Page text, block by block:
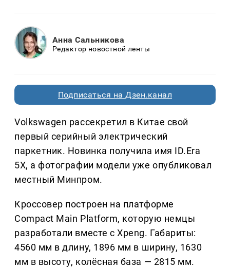
Анна Сальникова
Редактор новостной ленты
Подписаться на Дзен.канал
Volkswagen рассекретил в Китае свой
первый серийный электрический
паркетник. Новинка получила имя ID.Era
5X, а фотографии модели уже опубликовал
местный Минпром.
Кроссовер построен на платформе
Compact Main Platform, которую немцы
разработали вместе с Xpeng. Габариты:
4560 мм в длину, 1896 мм в ширину, 1630
мм в высоту, колёсная база — 2815 мм.